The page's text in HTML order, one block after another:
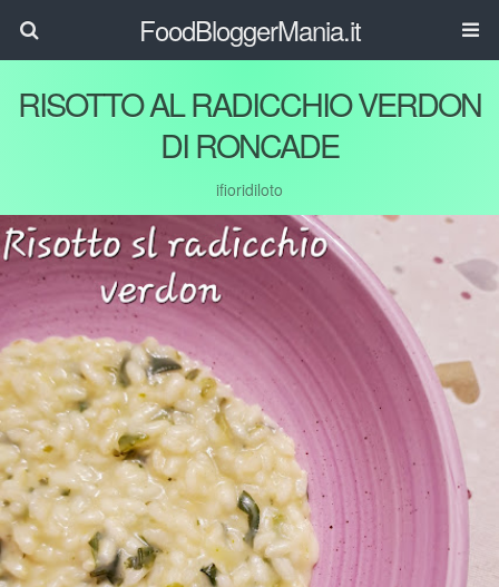
FoodBloggerMania.it
RISOTTO AL RADICCHIO VERDON
DI RONCADE
ifioridiloto